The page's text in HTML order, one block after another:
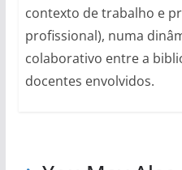
contexto de trabalho e
profissional), numa
colaborativo entre a
docentes envolvidos.